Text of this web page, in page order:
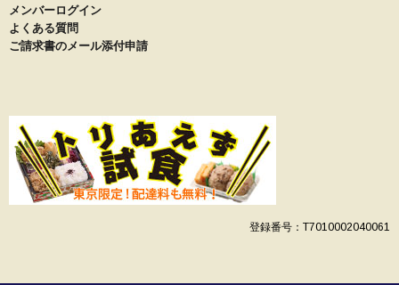
メンバーログイン
よくある質問
ご請求書のメール添付申請
登録番号：T7010002040061